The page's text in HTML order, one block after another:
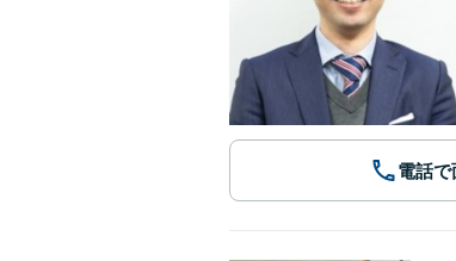
電話